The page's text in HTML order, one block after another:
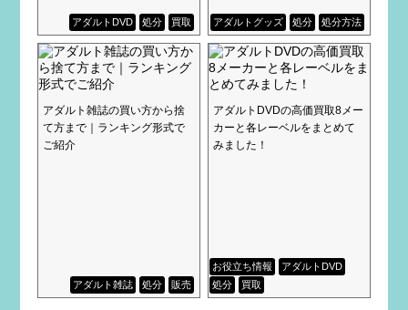
アダルトDVD 処分 買取 アダルトグッズ 処分 処分方法
アダルト雑誌の買い方から捨
て方まで｜ランキング形式で
ご紹介
アダルト雑誌 処分 販売
アダルトDVDの高価買取8メー
カーと各レーベルをまとめて
みました！
お役立ち情報
アダルトDVD
処分
買取